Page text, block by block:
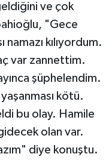
ve çok
"Gece
kılıyordum.
var zannettim.
şüphelendim.
kötü.
bu olay. Hamile
olan var.
diye konuştu.